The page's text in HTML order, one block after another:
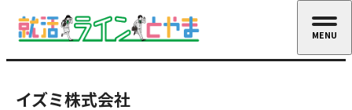
イズミ株式会社
MENU